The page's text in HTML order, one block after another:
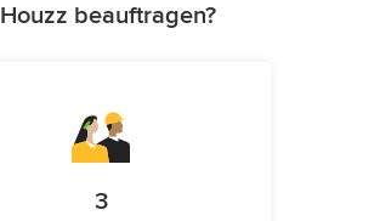
Houzz beauftragen?
3